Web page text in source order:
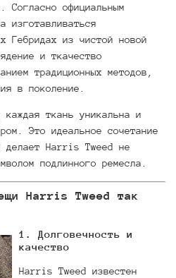
Согласно официальным
изготавливаться
Гебридах из чистой новой
и ткачество
традиционных методов,
в поколение.
каждая ткань уникальна и
Это идеальное сочетание
делает Harris Tweed не
подлинного ремесла.
Harris Tweed так
1. Долговечность и
качество
Harris Tweed известен